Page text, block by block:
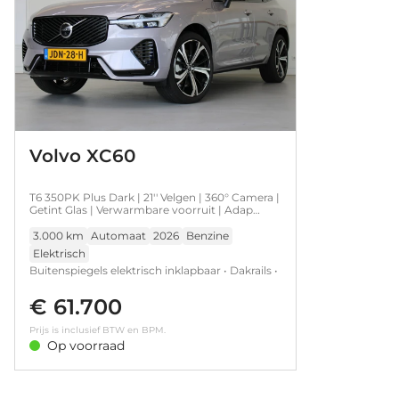
Volvo XC60
T6 350PK Plus Dark | 21'' Velgen | 360° Camera |
Getint Glas | Verwarmbare voorruit | Adap
3.000 km Automaat 2026 Benzine
Elektrisch
Buitenspiegels elektrisch inklapbaar • Dakrails •
Metaalkleur • Trekhaak • Audio installatie
premium • DAB ontvanger • Draadloze
telefoonlader • Armsteun achter • Achterbank
in delen neerklapbaar • Achterbank verwarmd
€ 61.700
Prijs is inclusief BTW en BPM.
Op voorraad